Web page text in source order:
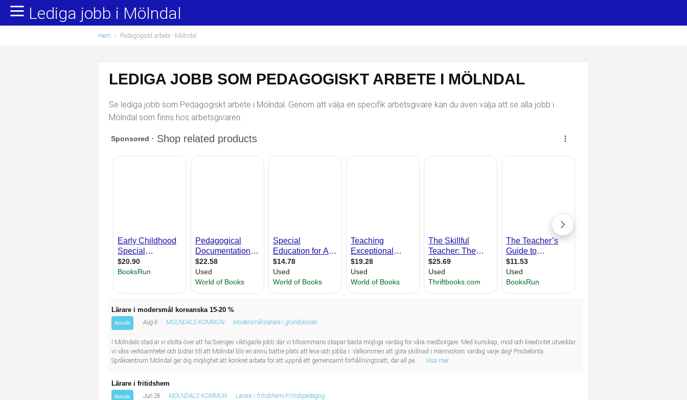
Yrkesområden
Administration, ekonomi, juridik
Försäljning, inköp, marknadsföring
Installation, drift, underhåll
Kropps- och skönhetsvård
Naturvetenskapligt arbete
Populära jobb
Undersköterska, hemtjänst och äldreboende
Lärare i förskola/Förskollärare
Bussförare/Busschaufför
Behandlingsassistent/Socialpedagog
Tidningsbud/Tidningsdistributör
Lärare i fritidshem/Fritidspedagog
Taxiförare/Taxichaufför
Läkarsekreterare/Vårdadmin/Medicinsk sekreterare
Lediga jobb i Mölndal
Hem › Pedagogiskt arbete - Mölndal
LEDIGA JOBB SOM PEDAGOGISKT ARBETE I MÖLNDAL
Se lediga jobb som Pedagogiskt arbete i Mölndal. Genom att välja en specifik arbetsgivare kan du även välja att se alla jobb i
Mölndal som finns hos arbetsgivaren.
Lärare i modersmål koreanska 15-20 %
Ansök Aug 6 MÖLNDALS KOMMUN Modersmålslärare i grundskolan
I Mölndals stad är vi stolta över att ha Sveriges viktigaste jobb där vi tillsammans skapar bästa möjliga vardag för våra medborgare. Med kunskap, mod och kreativitet utvecklar
vi våra verksamheter och bidrar till att Mölndal blir en ännu bättre plats att leva och jobba i. Välkommen att göra skillnad i människors vardag varje dag! Prisbelönta
Språkcentrum Mölndal ger dig möjlighet att konkret arbeta för att uppnå ett gemensamt förhållningssätt, där all pe...
Visa mer
Lärare i fritidshem
Ansök Jun 26 MÖLNDALS KOMMUN Lärare i fritidshem/Fritidspedagog